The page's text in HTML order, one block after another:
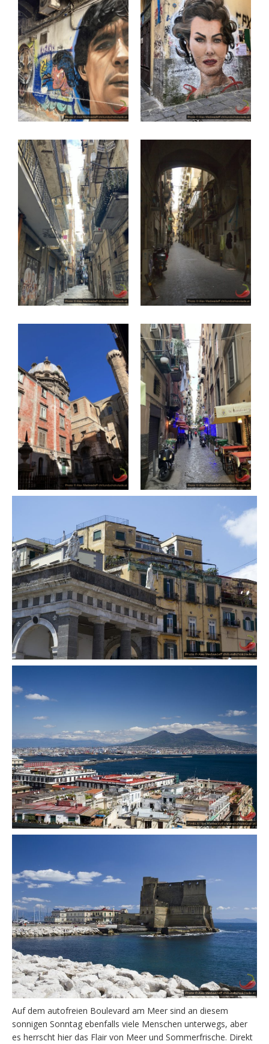
Auf dem autofreien Boulevard am Meer sind an diesem
sonnigen Sonntag ebenfalls viele Menschen unterwegs, aber
es herrscht hier das Flair von Meer und Sommerfrische. Direkt